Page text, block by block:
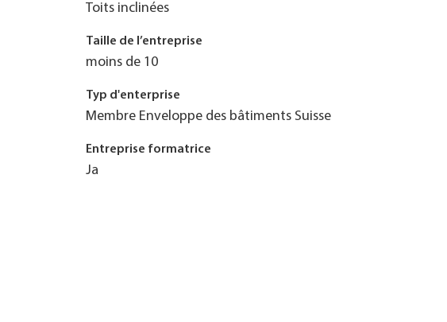
Toits inclinées
Taille de l’entreprise
moins de 10
Typ d'enterprise
Membre Enveloppe des bâtiments Suisse
Entreprise formatrice
Ja